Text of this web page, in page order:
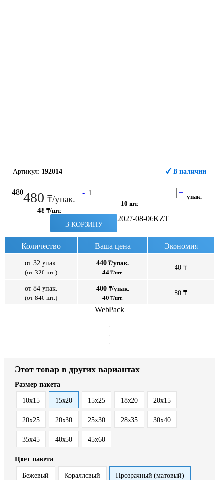
Артикул: 192014 В наличии
480480 ₸/упак.
48 ₸/шт.
- +
10 шт.
упак.
В КОРЗИНУ
2027-08-06KZT
Количество Ваша цена Экономия
от 32 упак.
(от 320 шт.)
440 ₸/упак.
44 ₸/шт.
40 ₸
от 84 упак.
(от 840 шт.)
400 ₸/упак.
40 ₸/шт.
80 ₸
WebPack
Этот товар в других вариантах
Размер пакета
10x15 15x20 15x25 18x20 20x15
20x25 20x30 25x30 28x35 30x40
35x45 40x50 45x60
Цвет пакета
Бежевый Коралловый Прозрачный (матовый)